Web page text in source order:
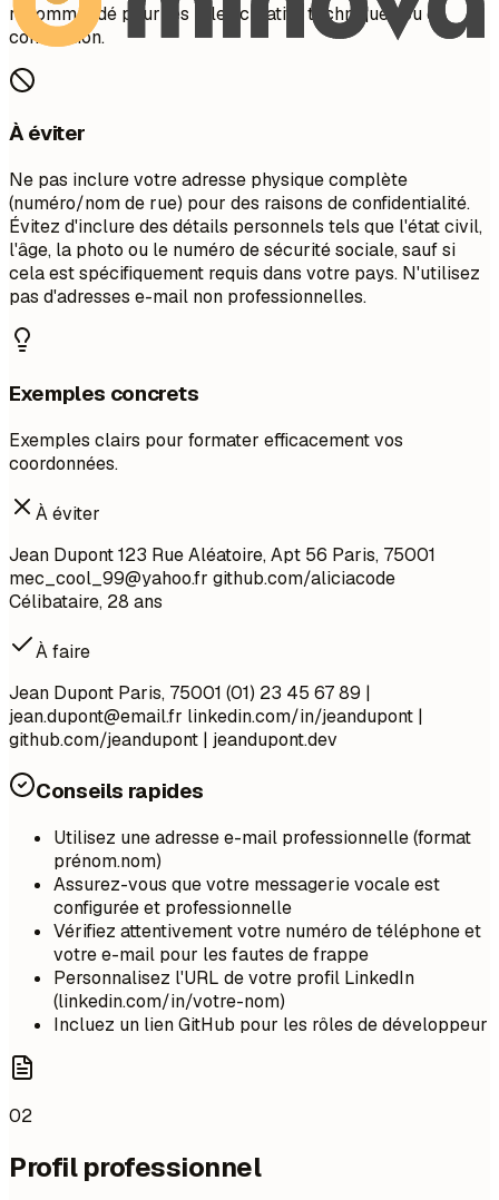
recommandé pour les rôles créatifs, techniques ou de
conception.
À éviter
Ne pas inclure votre adresse physique complète
(numéro/nom de rue) pour des raisons de confidentialité.
Évitez d'inclure des détails personnels tels que l'état civil,
l'âge, la photo ou le numéro de sécurité sociale, sauf si
cela est spécifiquement requis dans votre pays. N'utilisez
pas d'adresses e-mail non professionnelles.
Exemples concrets
Exemples clairs pour formater efficacement vos
coordonnées.
À éviter
Jean Dupont 123 Rue Aléatoire, Apt 56 Paris, 75001
mec_cool_99@yahoo.fr github.com/aliciacode
Célibataire, 28 ans
À faire
Jean Dupont Paris, 75001 (01) 23 45 67 89 |
jean.dupont@email.fr linkedin.com/in/jeandupont |
github.com/jeandupont | jeandupont.dev
Conseils rapides
Utilisez une adresse e-mail professionnelle (format
prénom.nom)
Assurez-vous que votre messagerie vocale est
configurée et professionnelle
Vérifiez attentivement votre numéro de téléphone et
votre e-mail pour les fautes de frappe
Personnalisez l'URL de votre profil LinkedIn
(linkedin.com/in/votre-nom)
Incluez un lien GitHub pour les rôles de développeur
02
Profil professionnel